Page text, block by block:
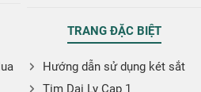
TRANG ĐẶC BIỆT
Hướng dẫn sử dụng két sắt
Tim Dai Ly Cap 1